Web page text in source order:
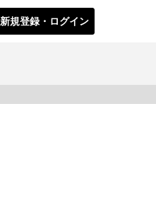
新規登録・ログイン